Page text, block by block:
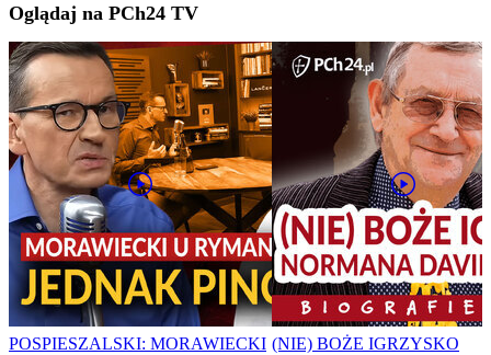
Oglądaj na PCh24 TV
POSPIESZALSKI: MORAWIECKI (NIE) BOŻE IGRZYSKO